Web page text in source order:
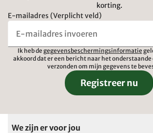
korting.
E-mailadres (Verplicht veld)
Ik heb de gegevensbeschermingsinformatie
akkoord dat er een bericht naar het
verzonden om mijn gegevens te
Registreer nu
We zijn er voor jou